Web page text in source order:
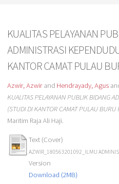
KUALITAS PELAYANAN
ADMINISTRASI
KANTOR CAMAT PULAU
Azwir, Azwirand Hendrayady, Agus
KUALITAS PELAYANAN PUBLIK BIDANG
(STUDI DI KANTOR CAMAT PULAU BURU
Maritim Raja Ali Haji.
Text (Cover)
AZWIR_180563201092_ILMU
Version
Download (2MB)